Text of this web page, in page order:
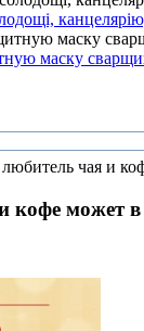
маску
чая и
может в